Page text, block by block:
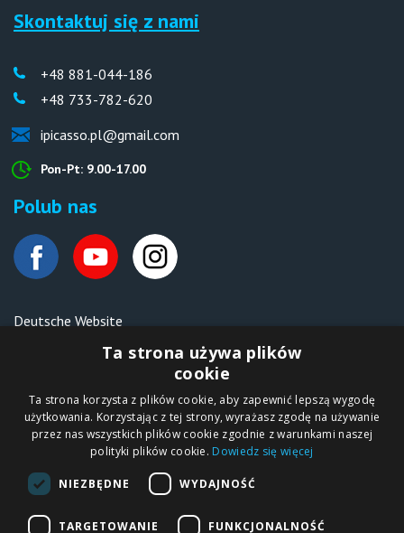
Skontaktuj się z nami
+48 881-044-186
+48 733-782-620
ipicasso.pl@gmail.com
Pon-Pt: 9.00-17.00
Polub nas
Deutsche Website
Malen nach Zahlen Ipicasso.de
Copyright © 2012-2026
Sklep internetowy
iPICASSO.PL
Malowanie po
numerach – zbliż
się do świata sztuki!
IPICASSO Sp. z o.o.
ul. Słoneczna 194,
05-506 Kolonia
NIP 1231355620 KRS
0000680650
Ta strona używa plików
cookie
Ta strona korzysta z plików cookie, aby zapewnić lepszą wygodę
użytkowania. Korzystając z tej strony, wyrażasz zgodę na używanie
przez nas wszystkich plików cookie zgodnie z warunkami naszej
polityki plików cookie. Dowiedz się więcej
NIEZBĘDNE WYDAJNOŚĆ
TARGETOWANIE FUNKCJONALNOŚĆ